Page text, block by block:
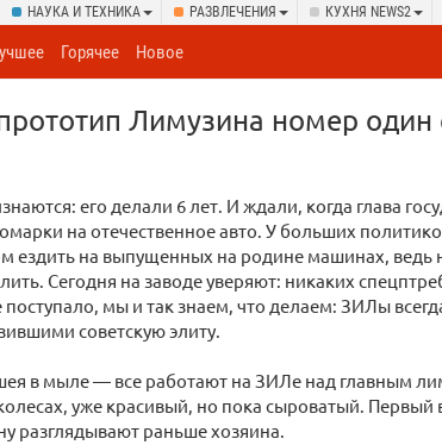
НАУКА И ТЕХНИКА РАЗВЛЕЧЕНИЯ КУХНЯ NEWS2
Горячее Новое
Лимузина номер один
его делали 6 лет. И ждали, когда глава
на отечественное авто. У больших
ездить на выпущенных на родине машинах, ведь
Сегодня на заводе уверяют: никаких
мы и так знаем, что делаем: ЗИЛы
советскую элиту.
в мыле — все работают на ЗИЛе над главным
уже красивый, но пока сыроватый.
разглядывают раньше хозяина.